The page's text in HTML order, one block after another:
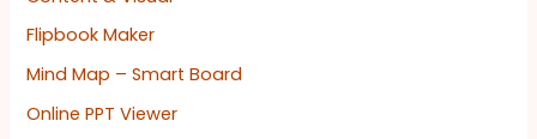
Flipbook Maker
Mind Map – Smart Board
Online PPT Viewer